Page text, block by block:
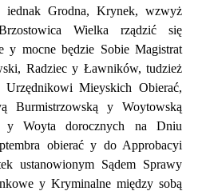
iednak Grodna, Krynek, wzwyż
Wielka rządzić się
у mocne będzie Sobie Magistrat
Radziec у Ławników, tudzież
Mieyskich Obierać,
Burmistrzowską у Woytowską
у Woyta dorocznych na Dniu
obierać у do Approbacyi
ustanowionym Sądem Sprawy
у Kryminalne między sobą